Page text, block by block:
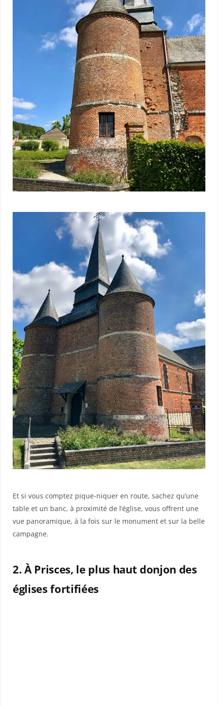
Et si vous comptez pique-niquer en route, sachez qu’une
table et un banc, à proximité de l’église, vous offrent une
vue panoramique, à la fois sur le monument et sur la belle
campagne.
2. À Prisces, le plus haut donjon des
églises fortifiées